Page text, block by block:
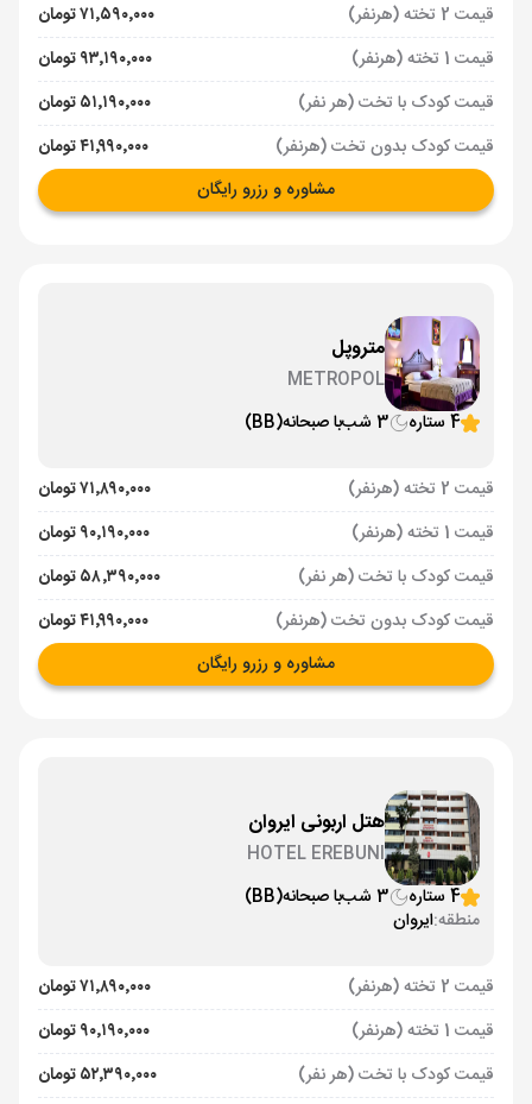
قیمت 2 تخته (هرنفر)
۷۱٬۵۹۰٬۰۰۰ تومان
قیمت 1 تخته (هرنفر)
۹۳٬۱۹۰٬۰۰۰ تومان
قیمت کودک با تخت (هر نفر)
۵۱٬۱۹۰٬۰۰۰ تومان
قیمت کودک بدون تخت (هرنفر)
۴۱٬۹۹۰٬۰۰۰ تومان
مشاوره و رزرو رایگان
متروپل
METROPOL
4 ستاره
3 شب با صبحانه(BB)
قیمت 2 تخته (هرنفر)
۷۱٬۸۹۰٬۰۰۰ تومان
قیمت 1 تخته (هرنفر)
۹۰٬۱۹۰٬۰۰۰ تومان
قیمت کودک با تخت (هر نفر)
۵۸٬۳۹۰٬۰۰۰ تومان
قیمت کودک بدون تخت (هرنفر)
۴۱٬۹۹۰٬۰۰۰ تومان
مشاوره و رزرو رایگان
هتل اربونی ایروان
HOTEL EREBUNI
4 ستاره
3 شب با صبحانه(BB)
منطقه:ایروان
قیمت 2 تخته (هرنفر)
۷۱٬۸۹۰٬۰۰۰ تومان
قیمت 1 تخته (هرنفر)
۹۰٬۱۹۰٬۰۰۰ تومان
قیمت کودک با تخت (هر نفر)
۵۲٬۳۹۰٬۰۰۰ تومان